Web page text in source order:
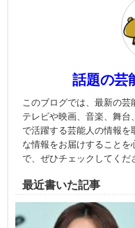
話題の芸
このブログでは、最新の芸
テレビや映画、音楽、舞台
で活躍する芸能人の情報を
な情報をお届けすること
で、ぜひチェックしてくだ
最近書いた記事